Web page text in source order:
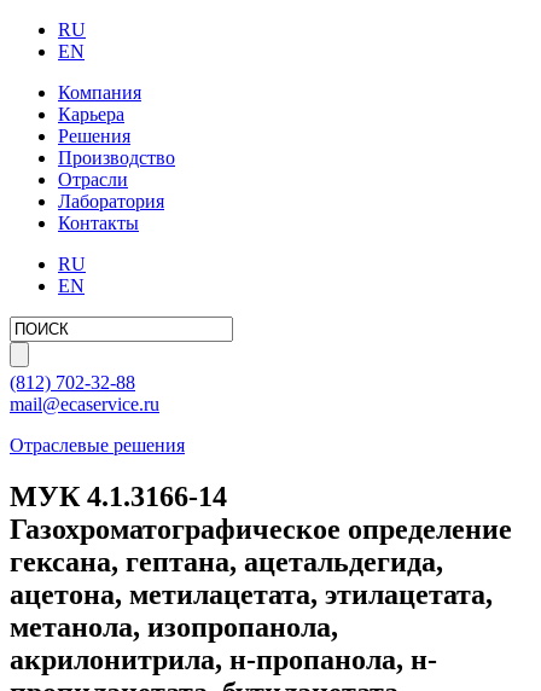
RU
EN
Компания
Карьера
Решения
Производство
Отрасли
Лаборатория
Контакты
RU
EN
(812) 702-32-88
mail@ecaservice.ru
Отраслевые решения
МУК 4.1.3166-14
Газохроматографическое определение
гексана, гептана, ацетальдегида,
ацетона, метилацетата, этилацетата,
метанола, изопропанола,
акрилонитрила, н-пропанола, н-